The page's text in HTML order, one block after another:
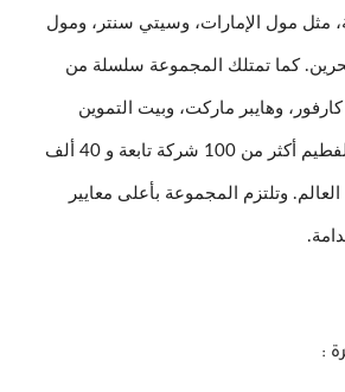
مثل مول الإمارات، وسيتي سنتر، ومول
كما تمتلك المجموعة سلسلة من
كارفور، وهايبر ماركت، وبيت التموين
تمتلك مجموعة ماجد الفطيم أكثر من 100 شركة تابعة و 40 ألف
وتلتزم المجموعة بأعلى معايير
: